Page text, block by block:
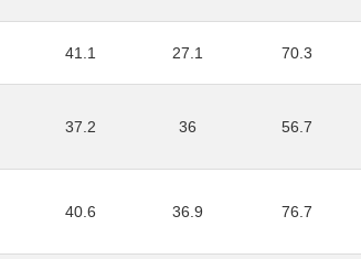
41.1 27.1 70.3
37.2 36 56.7
40.6 36.9 76.7